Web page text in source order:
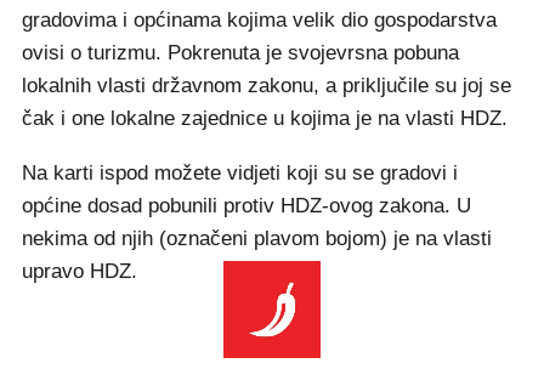
gradovima i općinama kojima velik dio gospodarstva
ovisi o turizmu. Pokrenuta je svojevrsna pobuna
lokalnih vlasti državnom zakonu, a priključile su joj se
čak i one lokalne zajednice u kojima je na vlasti HDZ.
Na karti ispod možete vidjeti koji su se gradovi i
općine dosad pobunili protiv HDZ-ovog zakona. U
nekima od njih (označeni plavom bojom) je na vlasti
upravo HDZ.